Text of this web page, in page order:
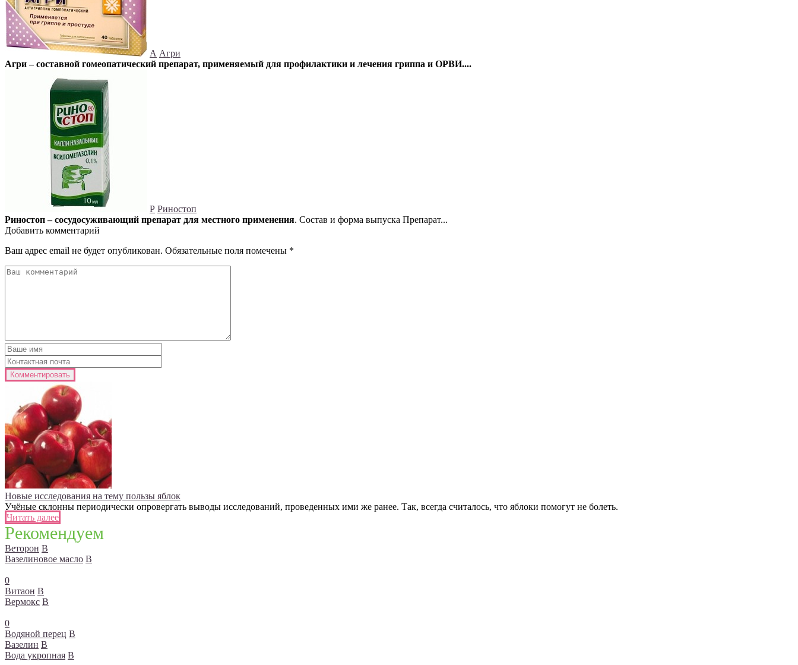
А Агри
Агри – составной гомеопатический препарат, применяемый для профилактики и лечения гриппа и ОРВИ....
Р Риностоп
Риностоп – сосудосуживающий препарат для местного применения. Состав и форма выпуска Препарат...
Добавить комментарий
Ваш адрес email не будет опубликован. Обязательные поля помечены *
Новые исследования на тему пользы яблок
Учёные склонны периодически опровергать выводы исследований, проведенных ими же ранее. Так, всегда считалось, что яблоки помогут не болеть.
Читать далее
Рекомендуем
Веторон В
Вазелиновое масло В
0
Витаон В
Вермокс В
0
Водяной перец В
Вазелин В
Вода укропная В